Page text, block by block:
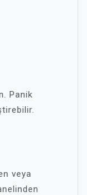
Panik
veya